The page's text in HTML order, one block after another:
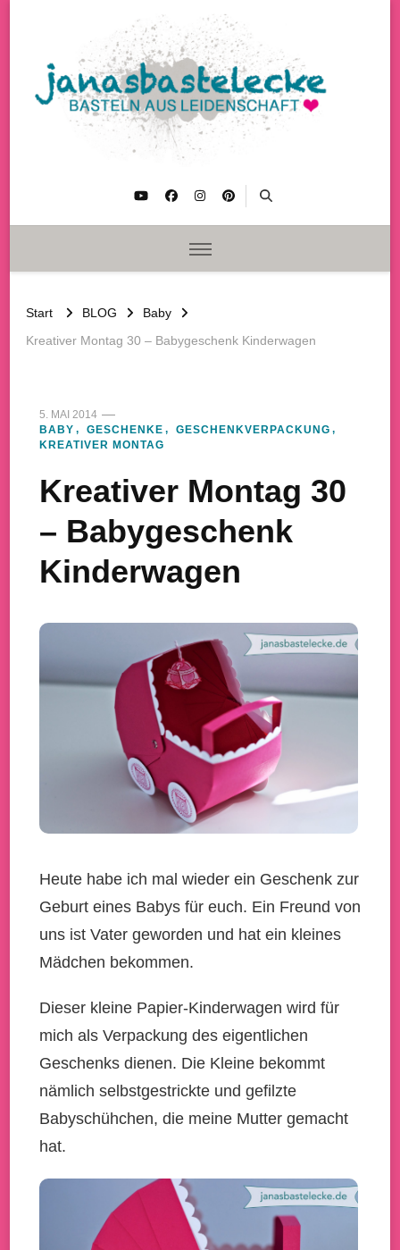
Start BLOG
Baby
Kreativer Montag 30 – Babygeschenk Kinderwagen
5. MAI 2014
BABY
GESCHENKE
GESCHENKVERPACKUNG
KREATIVER MONTAG
Kreativer Montag 30
– Babygeschenk
Kinderwagen
Heute habe ich mal wieder ein Geschenk zur
Geburt eines Babys für euch. Ein Freund von
uns ist Vater geworden und hat ein kleines
Mädchen bekommen.
Dieser kleine Papier-Kinderwagen wird für
mich als Verpackung des eigentlichen
Geschenks dienen. Die Kleine bekommt
nämlich selbstgestrickte und gefilzte
Babyschühchen, die meine Mutter gemacht
hat.